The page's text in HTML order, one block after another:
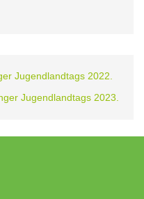
Jugendlandtags 2022.
Jugendlandtags 2023.